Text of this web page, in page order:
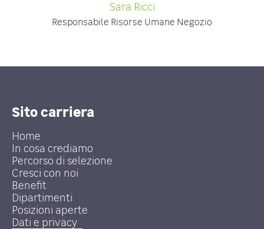
Sara Ricci
Responsabile Risorse Umane Negozio
Sito carriera
Home
In cosa crediamo
Percorso di selezione
Cresci con noi
Benefit
Dipartimenti
Posizioni aperte
Dati e privacy